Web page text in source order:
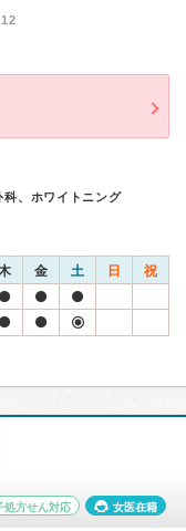
12
科、ホワイトニング
金 土 日 祝
処方せん対応 女医在籍